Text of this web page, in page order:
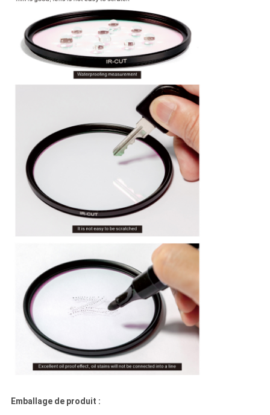
Emballage de produit :